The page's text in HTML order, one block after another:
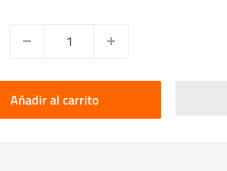
Añadir al carrito